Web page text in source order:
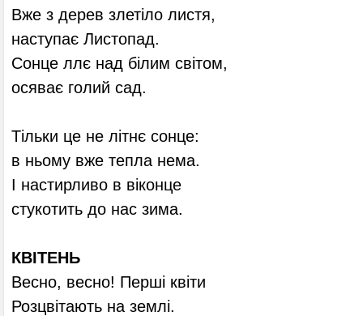
Вже з дерев злетіло листя,
наступає Листопад.
Сонце ллє над білим світом,
осяває голий сад.
Тільки це не літнє сонце:
в ньому вже тепла нема.
І настирливо в віконце
стукотить до нас зима.
КВІТЕНЬ
Весно, весно! Перші квіти
Розцвітають на землі.